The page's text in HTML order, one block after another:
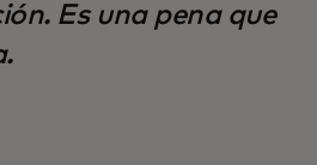
Es una pena que